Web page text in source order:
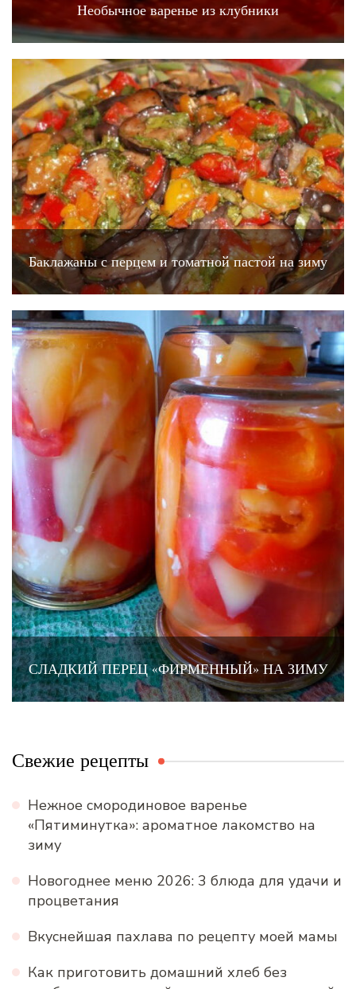
Необычное варенье из клубники
Баклажаны с перцем и томатной пастой на зиму
СЛАДКИЙ ПЕРЕЦ «ФИРМЕННЫЙ» НА ЗИМУ
Свежие рецепты
Нежное смородиновое варенье
«Пятиминутка»: ароматное лакомство на
зиму
Новогоднее меню 2026: 3 блюда для удачи и
процветания
Вкуснейшая пахлава по рецепту моей мамы
Как приготовить домашний хлеб без